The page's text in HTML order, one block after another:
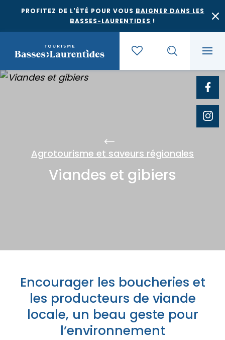
PROFITEZ DE L'ÉTÉ POUR VOUS BAIGNER DANS LES
BASSES-LAURENTIDES !
Festivals et événements
Magasinage et achats locaux
Nature, plein air et activités familiales
Bases de plein air
Hôtels et motels
Location de chalet
Où manger
Pique-nique et repas pour emporter
Traiteurs et salles de réception
Escapades gourmandes
Escapades plein air
MRC d'Argenteuil
MRC de Deux-Montagnes
MRC Thérèse-De Blainville
Agrotourisme et saveurs régionales
Viandes et gibiers
Encourager les boucheries et
les producteurs de viande
locale, un beau geste pour
l’environnement